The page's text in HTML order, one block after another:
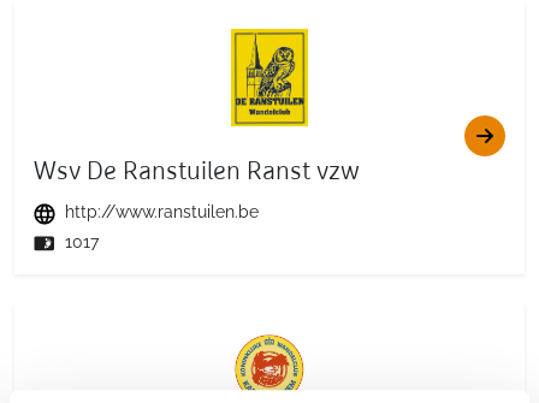
Wsv De Ranstuilen Ranst vzw
http://www.ranstuilen.be
1017